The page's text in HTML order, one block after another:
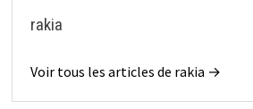
rakia
Voir tous les articles de rakia →